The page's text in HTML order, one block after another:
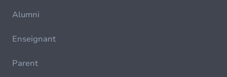
Alumni
Enseignant
Parent